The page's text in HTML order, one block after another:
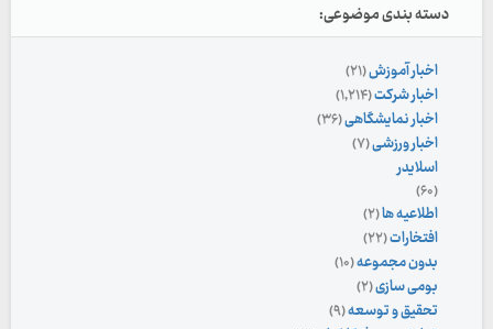
دسته بندی موضوعی:
اخبار آموزش(۲۱)
اخبار شرکت(۱,۲۱۴)
اخبار نمایشگاهی(۳۶)
اخبار ورزشی(۷)
اسلایدر
(۶۰)
اطلاعیه ها(۲)
افتخارات(۲۲)
بدون مجموعه(۱۰)
بومی سازی(۲)
تحقیق و توسعه(۹)